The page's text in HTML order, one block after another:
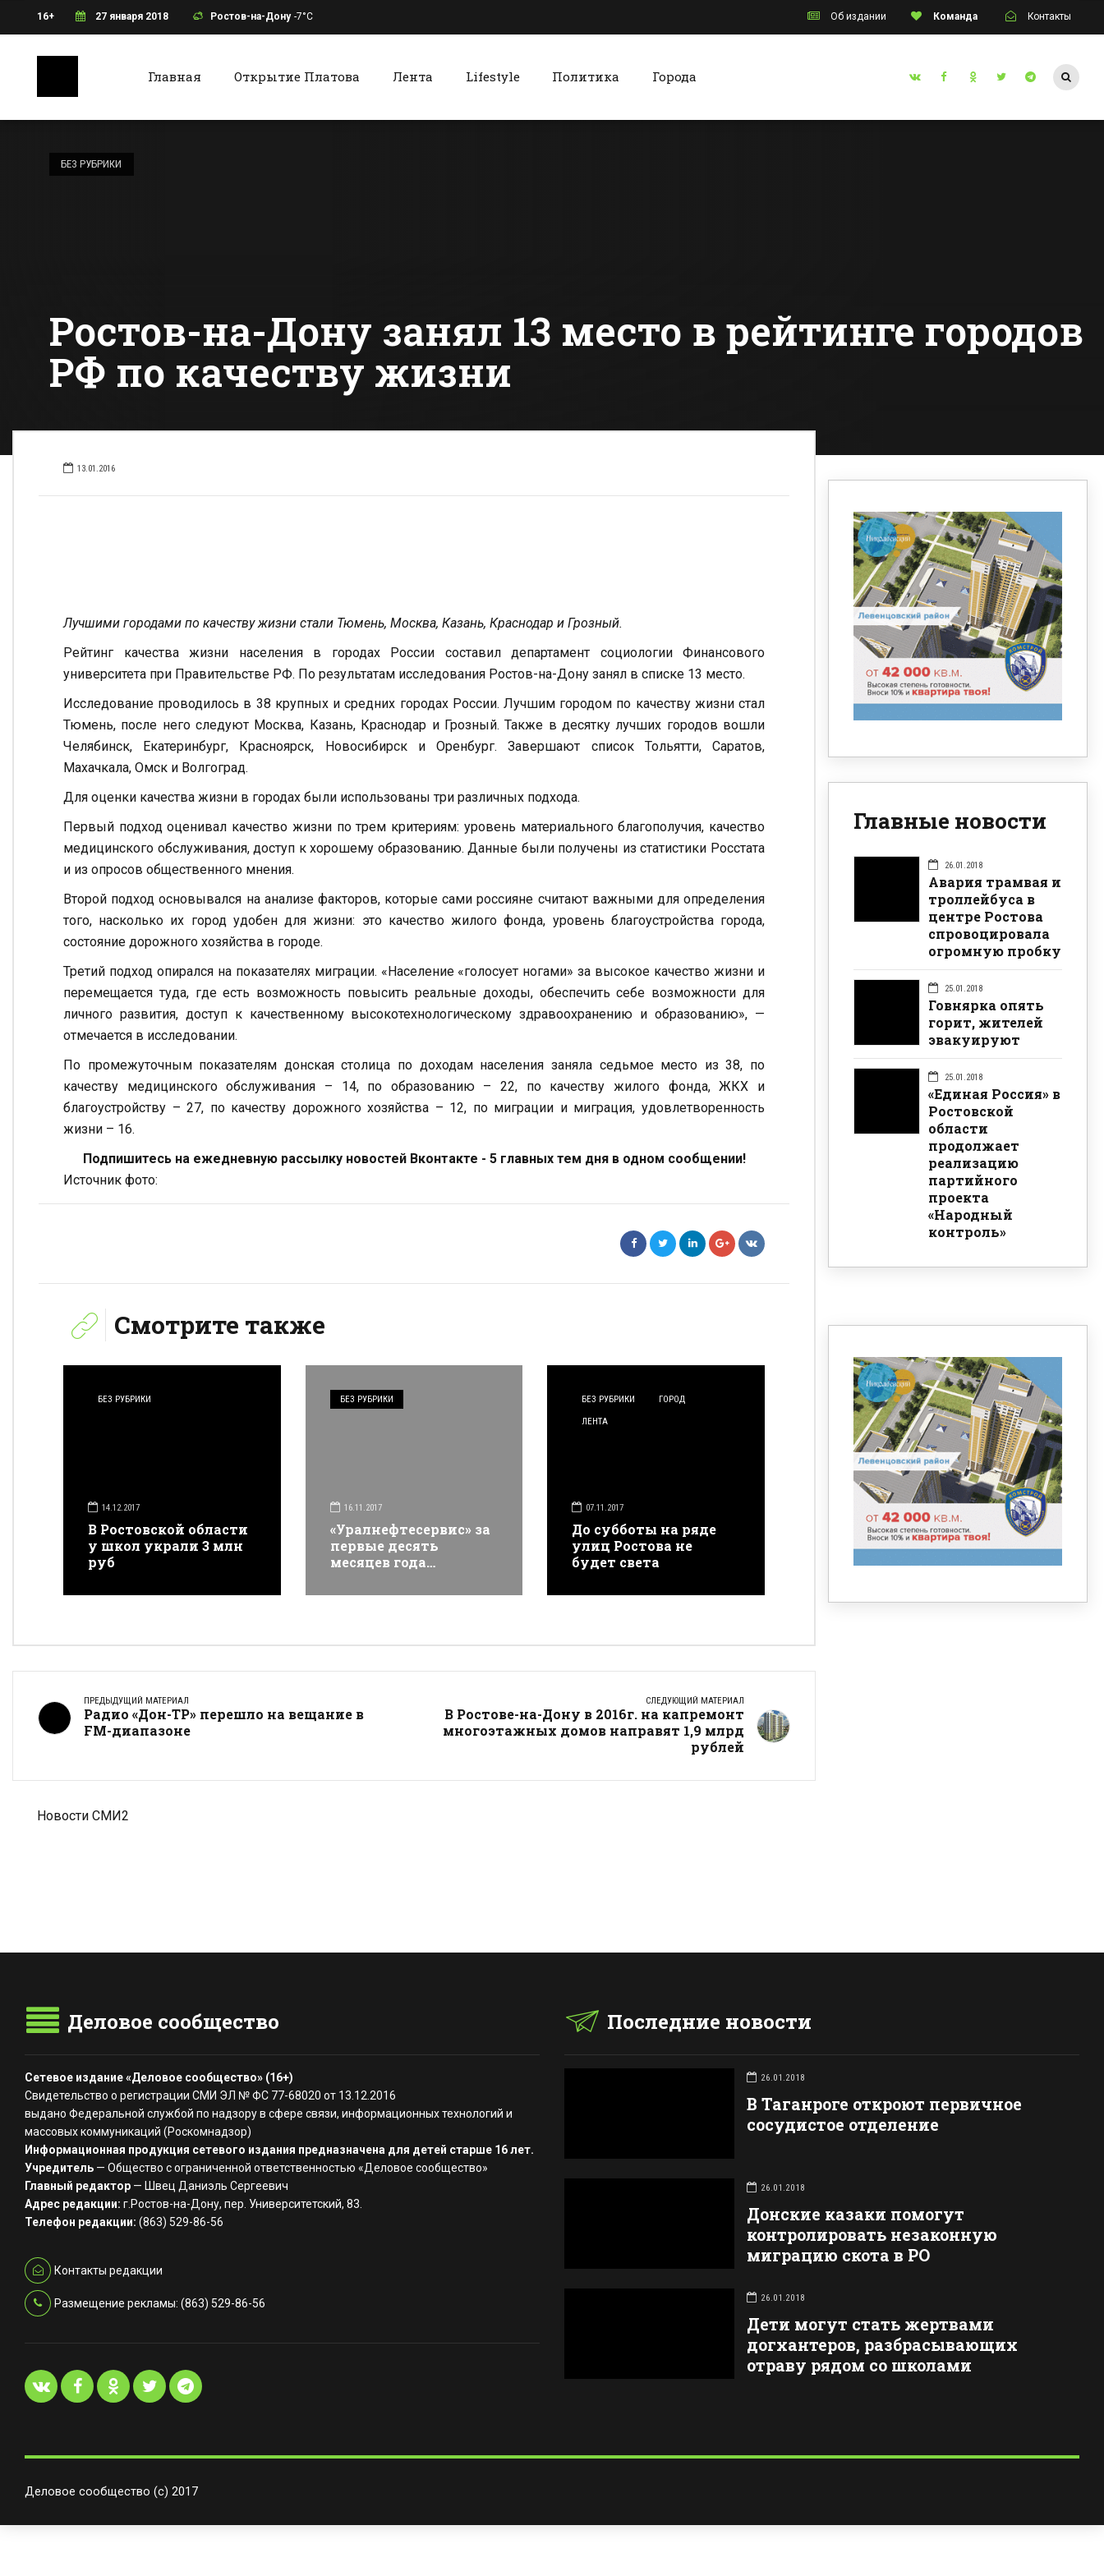
16+ 27 января 2018 Ростов-на-Дону -7°C Об издании Команда Контакты
Главная Открытие Платова Лента Lifestyle Политика Города
БЕЗ РУБРИКИ
Ростов-на-Дону занял 13 место в рейтинге городов
РФ по качеству жизни
13.01.2016
Лучшими городами по качеству жизни стали Тюмень, Москва, Казань, Краснодар и Грозный.
Рейтинг качества жизни населения в городах России составил департамент социологии Финансового
университета при Правительстве РФ. По результатам исследования Ростов-на-Дону занял в списке 13 место.
Исследование проводилось в 38 крупных и средних городах России. Лучшим городом по качеству жизни стал
Тюмень, после него следуют Москва, Казань, Краснодар и Грозный. Также в десятку лучших городов вошли
Челябинск, Екатеринбург, Красноярск, Новосибирск и Оренбург. Завершают список Тольятти, Саратов,
Махачкала, Омск и Волгоград.
Для оценки качества жизни в городах были использованы три различных подхода.
Первый подход оценивал качество жизни по трем критериям: уровень материального благополучия, качество
медицинского обслуживания, доступ к хорошему образованию. Данные были получены из статистики Росстата
и из опросов общественного мнения.
Второй подход основывался на анализе факторов, которые сами россияне считают важными для определения
того, насколько их город удобен для жизни: это качество жилого фонда, уровень благоустройства города,
состояние дорожного хозяйства в городе.
Третий подход опирался на показателях миграции. «Население «голосует ногами» за высокое качество жизни и
перемещается туда, где есть возможность повысить реальные доходы, обеспечить себе возможности для
личного развития, доступ к качественному высокотехнологическому здравоохранению и образованию», —
отмечается в исследовании.
По промежуточным показателям донская столица по доходам населения заняла седьмое место из 38, по
качеству медицинского обслуживания – 14, по образованию – 22, по качеству жилого фонда, ЖКХ и
благоустройству – 27, по качеству дорожного хозяйства – 12, по миграции и миграция, удовлетворенность
жизни – 16.
Подпишитесь на ежедневную рассылку новостей Вконтакте - 5 главных тем дня в одном сообщении!
Источник фото:
Смотрите также
БЕЗ РУБРИКИ
14.12.2017
В Ростовской области
у школ украли 3 млн
руб
БЕЗ РУБРИКИ
16.11.2017
«Уралнефтесервис» за
первые десять
месяцев года
реализацию
миллиона рублей
БЕЗ РУБРИКИ ГОРОД
ЛЕНТА
07.11.2017
До субботы на ряде
улиц Ростова не
будет света
ПРЕДЫДУЩИЙ МАТЕРИАЛ
Радио «Дон-ТР» перешло на вещание в
FM-диапазоне
СЛЕДУЮЩИЙ МАТЕРИАЛ
В Ростове-на-Дону в 2016г. на капремонт
многоэтажных домов направят 1,9 млрд
рублей
Новости СМИ2
Главные новости
26.01.2018
Авария трамвая и
троллейбуса в
центре Ростова
спровоцировала
огромную пробку
25.01.2018
Говнярка опять
горит, жителей
эвакуируют
25.01.2018
«Единая Россия» в
Ростовской
области
продолжает
реализацию
партийного
проекта
«Народный
контроль»
Деловое сообщество
Сетевое издание «Деловое сообщество» (16+)
Свидетельство о регистрации СМИ ЭЛ № ФС 77-68020 от 13.12.2016
выдано Федеральной службой по надзору в сфере связи, информационных технологий и
массовых коммуникаций (Роскомнадзор)
Информационная продукция сетевого издания предназначена для детей старше 16 лет.
Учредитель — Общество с ограниченной ответственностью «Деловое сообщество»
Главный редактор — Швец Даниэль Сергеевич
Адрес редакции: г.Ростов-на-Дону, пер. Университетский, 83.
Телефон редакции: (863) 529-86-56
Контакты редакции
Размещение рекламы: (863) 529-86-56
Последние новости
26.01.2018
В Таганроге откроют первичное
сосудистое отделение
26.01.2018
Донские казаки помогут
контролировать незаконную
миграцию скота в РО
26.01.2018
Дети могут стать жертвами
догхантеров, разбрасывающих
отраву рядом со школами
Деловое сообщество (с) 2017